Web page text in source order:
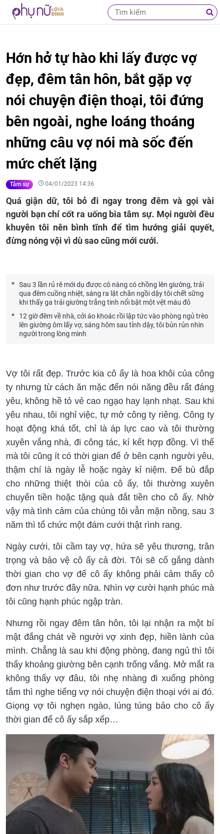
Hớn hở tự hào khi lấy được vợ
đẹp, đêm tân hôn, bắt gặp vợ
nói chuyện điện thoại, tôi đứng
bên ngoài, nghe loáng thoáng
những câu vợ nói mà sốc đến
mức chết lặng
Tâm sự 04/01/2023 14:36
Quá giận dữ, tôi bỏ đi ngay trong đêm và gọi vài
người bạn chí cốt ra uống bia tâm sự. Mọi người đều
khuyên tôi nên bình tĩnh để tìm hướng giải quyết,
đừng nóng vội vì dù sao cũng mới cưới.
Sau 3 lần rủ rê mới dụ được cô nàng có chồng lên giường, trải
qua đêm cuồng nhiệt, sáng ra lật chăn ngồi dậy tôi chết sững
khi thấy ga trải giường trắng tinh nổi bật một vệt máu đỏ
12 giờ đêm về nhà, cởi áo khoác rồi lập tức vào phòng ngủ trèo
lên giường ôm lấy vợ, sáng hôm sau tỉnh dậy, tôi bủn rủn nhìn
người trong lòng mình
Vợ tôi rất đẹp. Trước kia cô ấy là hoa khôi của công
ty nhưng từ cách ăn mặc đến nói năng đều rất đáng
yêu, không hề tỏ vẻ cao ngạo hay lạnh nhạt. Sau khi
yêu nhau, tôi nghỉ việc, tự mở công ty riêng. Công ty
hoạt động khá tốt, chỉ là áp lực cao và tôi thường
xuyên vắng nhà, đi công tác, kí kết hợp đồng. Vì thế
mà tôi cũng ít có thời gian để ở bên cạnh người yêu,
thậm chí là ngày lễ hoặc ngày kỉ niệm. Để bù đắp
cho những thiệt thòi của cô ấy, tôi thường xuyên
chuyển tiền hoặc tặng quà đắt tiền cho cô ấy. Nhờ
vậy mà tình cảm của chúng tôi vẫn mặn nồng, sau 3
năm thì tổ chức một đám cưới thật rình rang.
Ngày cưới, tôi cầm tay vợ, hứa sẽ yêu thương, trân
trọng và bảo vệ cô ấy cả đời. Tôi sẽ cố gắng dành
thời gian cho vợ để cô ấy không phải cảm thấy cô
đơn như trước đây nữa. Nhìn vợ cười hạnh phúc mà
tôi cũng hạnh phúc ngập tràn.
Nhưng rồi ngay đêm tân hôn, tôi lại nhận ra một bí
mật đắng chát về người vợ xinh đẹp, hiền lành của
mình. Chẳng là sau khi động phòng, đang ngủ thì tôi
thấy khoảng giường bên cạnh trống vắng. Mở mắt ra
không thấy vợ đâu, tôi nhẹ nhàng đi xuống phòng
tắm thì nghe tiếng vợ nói chuyện điện thoại với ai đó.
Giọng vợ tôi nghẹn ngào, lúng túng bảo cho cô ấy
thời gian để cô ấy sắp xếp…